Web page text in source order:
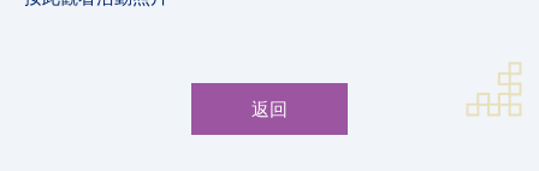
返回